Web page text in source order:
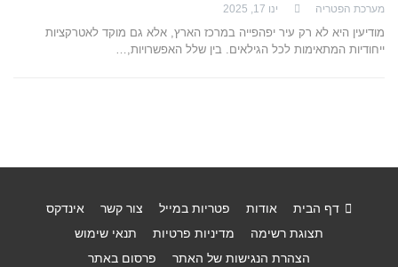
מערכת הפטריה ינו 17, 2025
מודיעין היא לא רק עיר יפהפייה במרכז הארץ, אלא גם מוקד לאטרקציות
ייחודיות המתאימות לכל הגילאים. בין שלל האפשרויות,…
דף הבית אודות פטריות במייל צור קשר
אינדקס
תצוגת רשימה
מדיניות פרטיות
תנאי שימוש
הצהרת הנגישות של האתר
פרסום באתר